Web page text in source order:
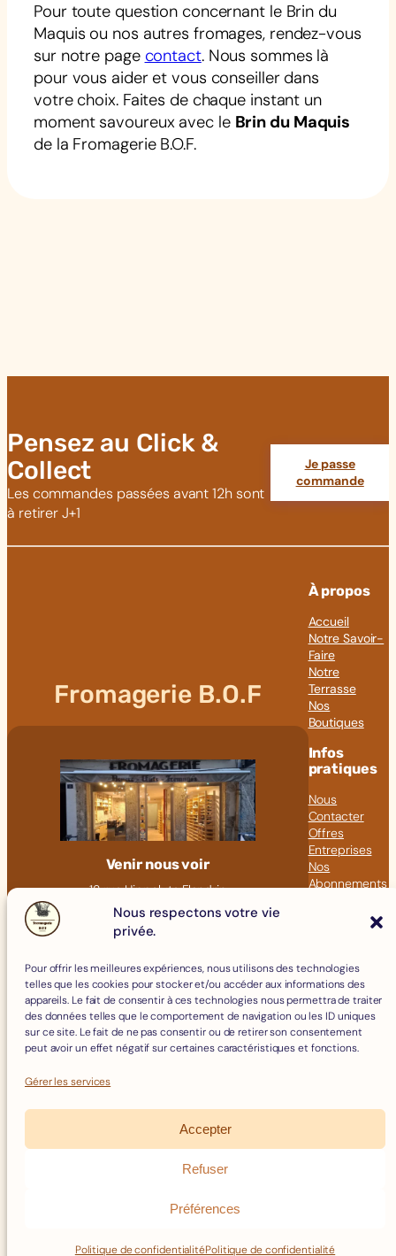
Nous respectons votre vie
privée.
Pour offrir les meilleures expériences, nous utilisons des technologies
telles que les cookies pour stocker et/ou accéder aux informations des
appareils. Le fait de consentir à ces technologies nous permettra de traiter
des données telles que le comportement de navigation ou les ID uniques
sur ce site. Le fait de ne pas consentir ou de retirer son consentement
peut avoir un effet négatif sur certaines caractéristiques et fonctions.
Gérer les services
Accepter
Refuser
Préférences
Politique de confidentialitéPolitique de confidentialité
Pour toute question concernant le Brin du
Maquis ou nos autres fromages, rendez-vous
sur notre page contact. Nous sommes là
pour vous aider et vous conseiller dans
votre choix. Faites de chaque instant un
moment savoureux avec le Brin du Maquis
de la Fromagerie B.O.F.
Pensez au Click &
Collect
Les commandes passées avant 12h sont
à retirer J+1
Je passe
commande
Fromagerie B.O.F
Venir nous voir
18 rue Hippolyte Flandrin
69001 LYON
09 82 23 41 60
À propos
Accueil
Notre Savoir-
Faire
Notre
Terrasse
Nos
Boutiques
Infos
pratiques
Nous
Contacter
Offres
Entreprises
Nos
Abonnements
Fromages
Boissons
Charcuterie
Épicerie Fine
Crèmerie
Mentions Légales
Remboursements et Retours
optimisé par Swebetech